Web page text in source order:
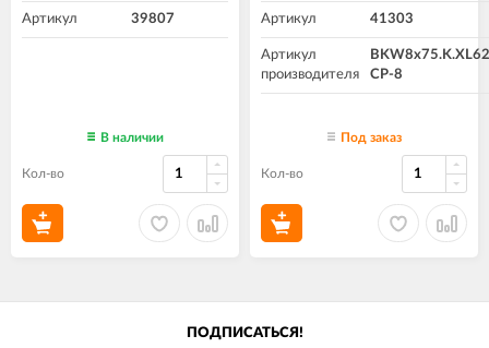
Артикул 39807
В наличии
Кол-во
Артикул 41303
Артикул
производителя
BKW8x75.K.XL62
CP-8
Под заказ
Кол-во
ПОДПИСАТЬСЯ!